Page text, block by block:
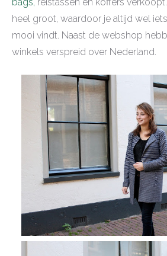
bags, reistassen en koffers
heel groot, waardoor je altijd wel
mooi vindt. Naast de webshop
winkels verspreid over Nederland.